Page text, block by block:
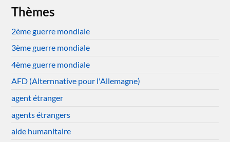
Thèmes
2ème guerre mondiale
3ème guerre mondiale
4ème guerre mondiale
AFD (Alternnative pour l'Allemagne)
agent étranger
agents étrangers
aide humanitaire